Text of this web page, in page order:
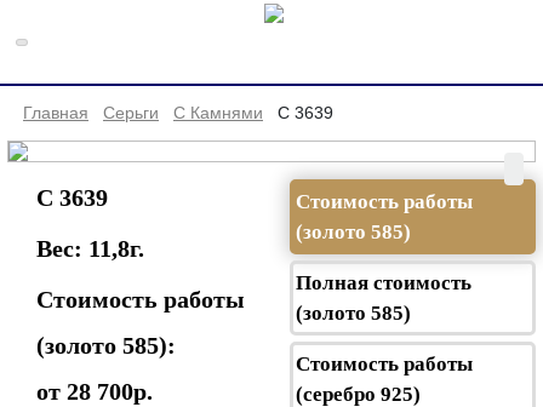
Главная Серьги С Камнями С 3639
С 3639
Вес: 11,8г.
Стоимость работы
(золото 585):
от 28 700р.
Стоимость работы
(золото 585)
Полная стоимость
(золото 585)
Стоимость работы
(серебро 925)